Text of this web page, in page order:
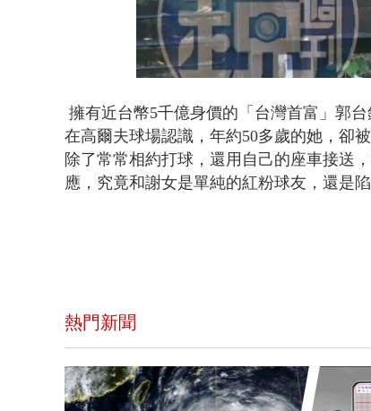
Unmute
37.65%
擁有近台幣5千億身價的「台灣首富」郭
在高爾夫球場認識，年約50多歲的她，卻
除了常常相約打球，還用自己的座車接送
應，究竟和謝女是單純的紅粉球友，還是
熱門新聞